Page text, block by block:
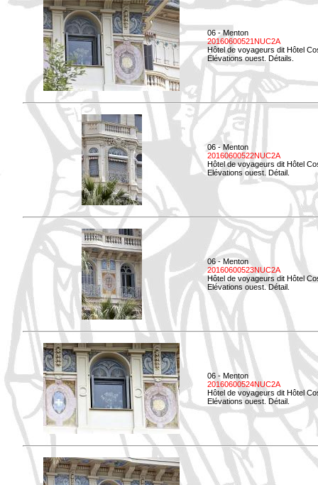
06 - Menton
20160600521NUC2A
Hôtel de voyageurs dit Hôtel
Elévations ouest. Détails.
06 - Menton
20160600522NUC2A
Hôtel de voyageurs dit Hôtel
Elévations ouest. Détail.
06 - Menton
20160600523NUC2A
Hôtel de voyageurs dit Hôtel
Elévations ouest. Détail.
06 - Menton
20160600524NUC2A
Hôtel de voyageurs dit Hôtel
Elévations ouest. Détail.